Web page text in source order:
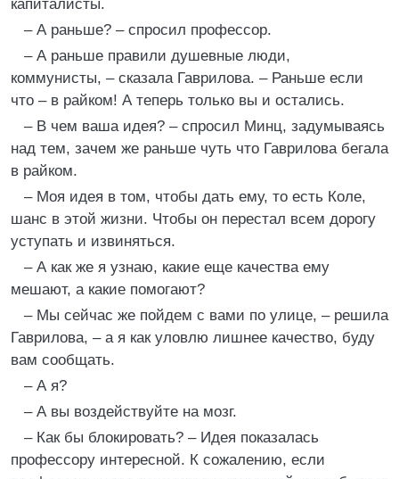
капиталисты.
– А раньше? – спросил профессор.
– А раньше правили душевные люди,
коммунисты, – сказала Гаврилова. – Раньше если
что – в райком! А теперь только вы и остались.
– В чем ваша идея? – спросил Минц, задумываясь
над тем, зачем же раньше чуть что Гаврилова бегала
в райком.
– Моя идея в том, чтобы дать ему, то есть Коле,
шанс в этой жизни. Чтобы он перестал всем дорогу
уступать и извиняться.
– А как же я узнаю, какие еще качества ему
мешают, а какие помогают?
– Мы сейчас же пойдем с вами по улице, – решила
Гаврилова, – а я как уловлю лишнее качество, буду
вам сообщать.
– А я?
– А вы воздействуйте на мозг.
– Как бы блокировать? – Идея показалась
профессору интересной. К сожалению, если